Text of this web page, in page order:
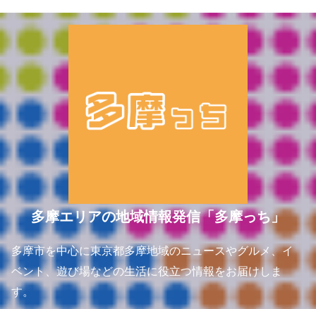
多摩エリアの地域情報発信「多摩っち」
多摩市を中心に東京都多摩地域のニュースやグルメ、イ
ベント、遊び場などの生活に役立つ情報をお届けしま
す。